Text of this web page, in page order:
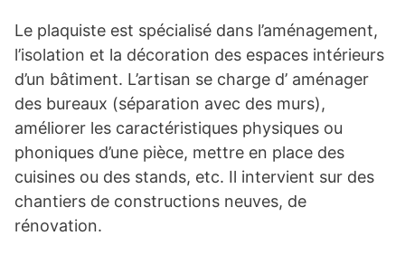
Le plaquiste est spécialisé dans l’aménagement,
l’isolation et la décoration des espaces intérieurs
d’un bâtiment. L’artisan se charge d’ aménager
des bureaux (séparation avec des murs),
améliorer les caractéristiques physiques ou
phoniques d’une pièce, mettre en place des
cuisines ou des stands, etc. Il intervient sur des
chantiers de constructions neuves, de
rénovation.